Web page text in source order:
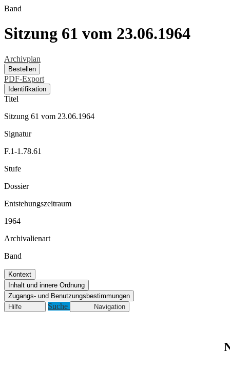
Band
Sitzung 61 vom 23.06.1964
Archivplan
Bestellen
PDF-Export
Identifikation
Titel
Sitzung 61 vom 23.06.1964
Signatur
F.1-1.78.61
Stufe
Dossier
Entstehungszeitraum
1964
Archivalienart
Band
Kontext
Inhalt und innere Ordnung
Zugangs- und Benutzungsbestimmungen
Hilfe
Suche Navigation